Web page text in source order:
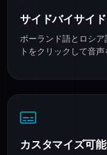
サイドバイサイ
ポーランド語とロシ
トをクリックして音声
カスタマイズ可